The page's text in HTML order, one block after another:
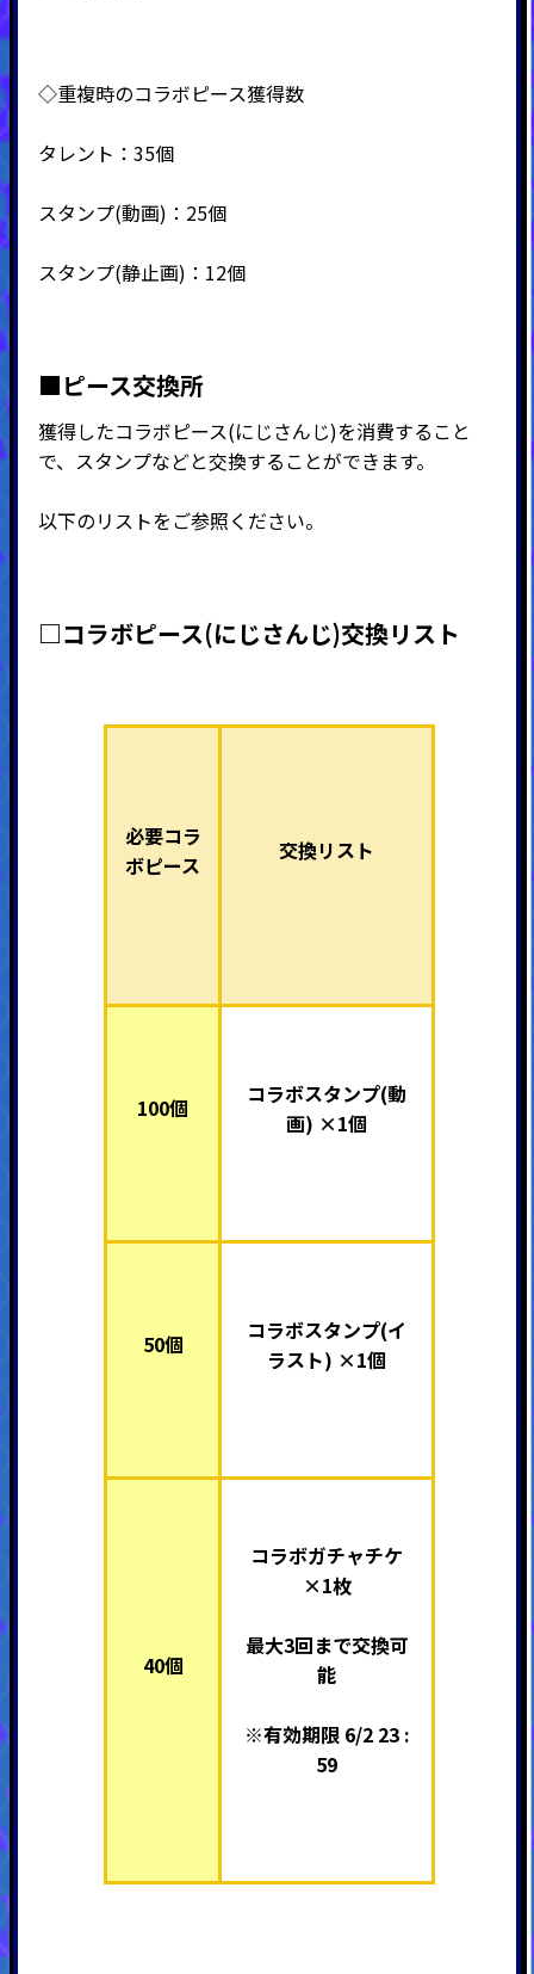
◇重複時のコラボピース獲得数
タレント：35個
スタンプ(動画)：25個
スタンプ(静止画)：12個
■ピース交換所
獲得したコラボピース(にじさんじ)を消費すること
で、スタンプなどと交換することができます。
以下のリストをご参照ください。
□コラボピース(にじさんじ)交換リスト
必要コラ
ボピース
交換リスト
100個
コラボスタンプ(動
画) ×1個
50個
コラボスタンプ(イ
ラスト) ×1個
40個
コラボガチャチケ
×1枚
最大3回まで交換可
能
※有効期限 6/2 23 :
59